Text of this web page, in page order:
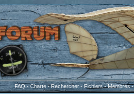
FAQ-Charte-Rechercher-Fichiers-Membres